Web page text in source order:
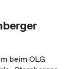
beim OLG